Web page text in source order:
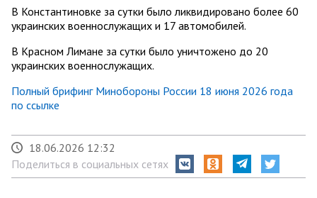
В Константиновке за сутки было ликвидировано более 60
украинских военнослужащих и 17 автомобилей.
В Красном Лимане за сутки было уничтожено до 20
украинских военнослужащих.
Полный брифинг Минобороны России 18 июня 2026 года
по ссылке
18.06.2026 12:32
Поделиться в социальных сетях